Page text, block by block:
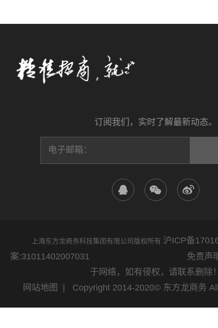
订阅我们，实时了解最新动态。
上海东方龙商务科技集团有限公司版权所有 沪ICP备
案:31011402007031 免责声明：网站
于网络，如有侵权，请联系删除
网站地图
| Copyright 2014-2020© 东方龙商务